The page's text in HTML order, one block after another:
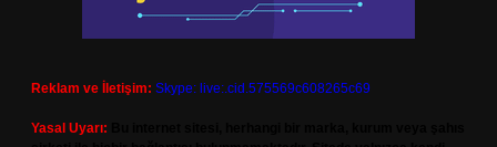
Reklam ve İletişim: Skype: live:.cid.575569c608265c69
Yasal Uyarı: